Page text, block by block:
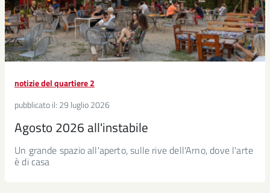
notizie del quartiere 2
pubblicato il: 29 luglio 2026
Agosto 2026 all'instabile
Un grande spazio all'aperto, sulle rive dell'Arno, dove l'arte
è di casa